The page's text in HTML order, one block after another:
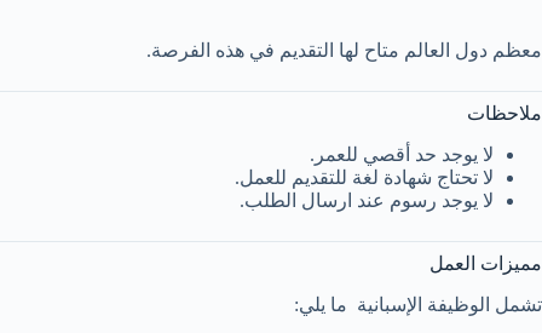
معظم دول العالم متاح لها التقديم في هذه الفرصة.
ملاحظات
لا يوجد حد أقصي للعمر.
لا تحتاج شهادة لغة للتقديم للعمل.
لا يوجد رسوم عند ارسال الطلب.
مميزات العمل
تشمل الوظيفة الإسبانية ما يلي: